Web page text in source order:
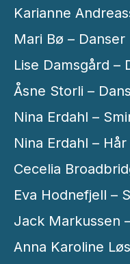
Karianne
Mari Bø – Danser
Lise Damsgård –
Åsne Storli –
Nina Erdahl –
Nina Erdahl – Hår
Cecelia
Eva Hodnefjell –
Jack Markussen
Anna Karoline